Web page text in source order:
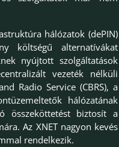
hálózatok (dePIN)
költségű alternatívákat
nyújtott szolgáltatások
vezeték nélküli
Radio Service (CBRS), a
hálózatának
összeköttetést biztosít a
Az XNET nagyon kevés
rendelkezik.